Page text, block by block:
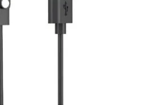
deseos